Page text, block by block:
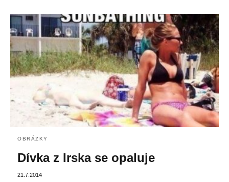
OBRÁZKY
Dívka z Irska se opaluje
21.7.2014